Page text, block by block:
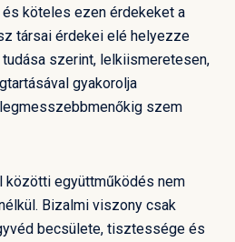
és köteles ezen érdekeket a
társai érdekei elé helyezze
szerint, lelkiismeretesen,
gyakorolja
szem
közötti együttműködés nem
Bizalmi viszony csak
becsülete, tisztessége és